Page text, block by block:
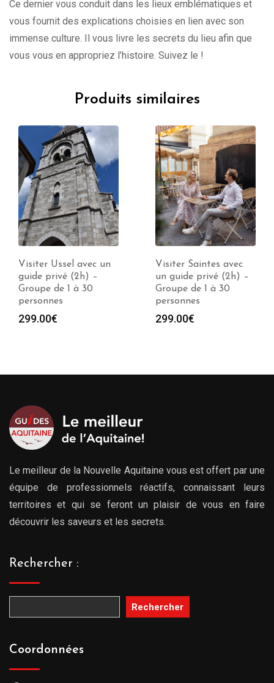
Ce dernier vous conduit dans les lieux emblématiques et
vous fournit des explications choisies en lien avec son
immense culture. Il vous livre les secrets du lieu afin que
vous vous en appropriez l’histoire. Suivez le !
Produits similaires
Visiter Saintes avec
un guide privé (2h) –
Groupe de 1 à 30
personnes
299.00€
Visiter Poitiers avec
un guide privé (2h) –
Groupe de 1 à 30
personnes
299.00€
Le meilleur de la Nouvelle Aquitaine vous est offert par une
équipe de professionnels réactifs, connaissant leurs
territoires et qui se feront un plaisir de vous en faire
découvrir les saveurs et les secrets.
Rechercher :
Rechercher
Coordonnées